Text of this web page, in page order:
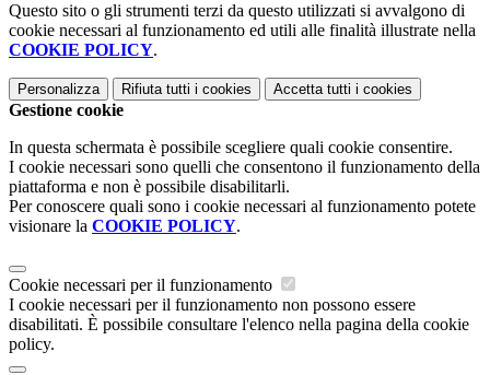
Questo sito o gli strumenti terzi da questo utilizzati si avvalgono di
cookie necessari al funzionamento ed utili alle finalità illustrate nella
COOKIE POLICY.
Personalizza Rifiuta tutti i cookies Accetta tutti i cookies
Gestione cookie
In questa schermata è possibile scegliere quali cookie consentire.
I cookie necessari sono quelli che consentono il funzionamento della
piattaforma e non è possibile disabilitarli.
Per conoscere quali sono i cookie necessari al funzionamento potete
visionare la COOKIE POLICY.
Cookie necessari per il funzionamento
I cookie necessari per il funzionamento non possono essere
disabilitati. È possibile consultare l'elenco nella pagina della cookie
policy.